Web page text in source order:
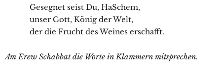
Gesegnet seist Du, HaSchem,
unser Gott, König der Welt,
der die Frucht des Weines erschafft.
Am Erew Schabbat die Worte in Klammern mitsprechen.